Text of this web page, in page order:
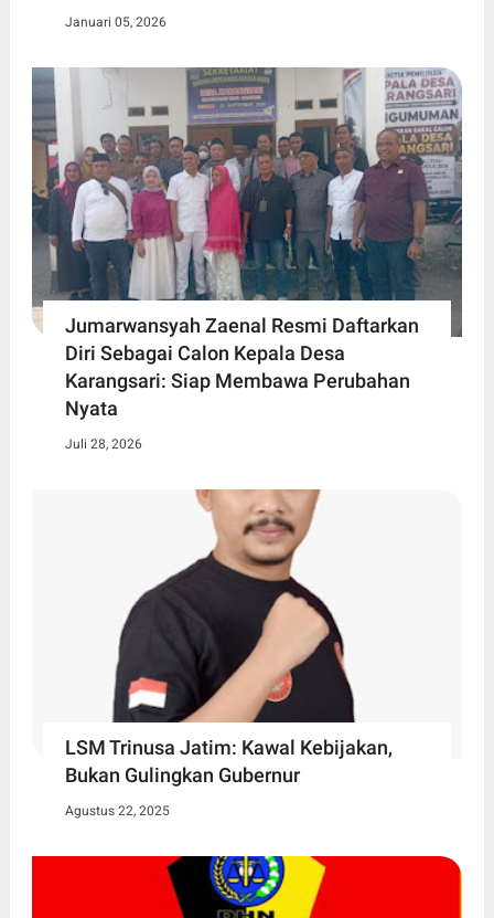
Januari 05, 2026
Jumarwansyah Zaenal Resmi Daftarkan
Diri Sebagai Calon Kepala Desa
Karangsari: Siap Membawa Perubahan
Nyata
Juli 28, 2026
LSM Trinusa Jatim: Kawal Kebijakan,
Bukan Gulingkan Gubernur
Agustus 22, 2025